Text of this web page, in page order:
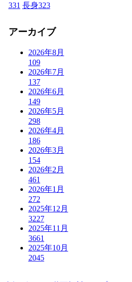
331 長身323
アーカイブ
2026年8月
109
2026年7月
137
2026年6月
149
2026年5月
298
2026年4月
186
2026年3月
154
2026年2月
461
2026年1月
272
2025年12月
3227
2025年11月
3661
2025年10月
2045